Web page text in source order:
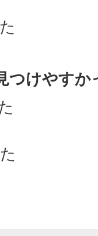
つけやすか